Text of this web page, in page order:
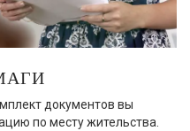
документов вы
по месту жительства.